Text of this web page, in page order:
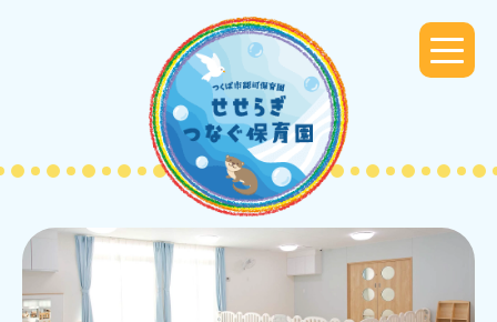
t
o
g
a
v
a
n